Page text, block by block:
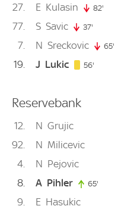
27 E Kulasin 82'
77 S Savic 37'
7 N Sreckovic 65'
19 J Lukic 56'
Reservebank
12 N Grujic
92
N Milicevic
4
N Pejovic
8
A Pihler 65'
9 E Hasukic